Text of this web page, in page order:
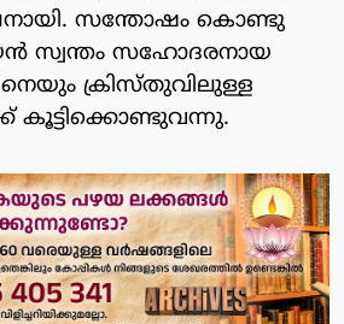
സന്തോഷം കൊണ്ടു
സ്വന്തം സഹോദരനായ
ക്രിസ്തുവിലുള്ള
കൂട്ടിക്കൊണ്ടുവന്നു.